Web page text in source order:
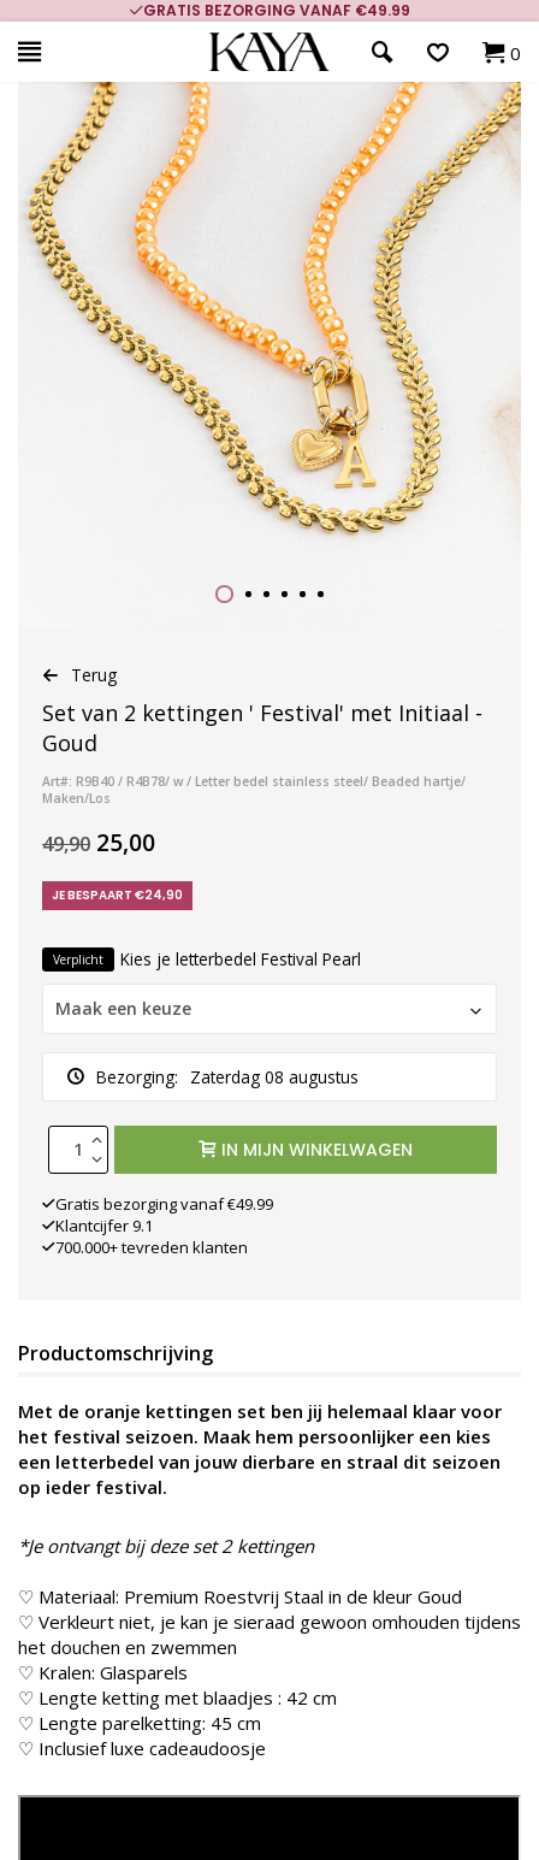
GRATIS BEZORGING VANAF €49.99
0
Terug
Set van 2 kettingen ' Festival' met Initiaal -
Goud
Art#: R9B40 / R4B78/ w / Letter bedel stainless steel/ Beaded hartje/
Maken/Los
49,90 25,00
JE BESPAART €24,90
Verplicht Kies je letterbedel Festival Pearl
Maak een keuze
Bezorging: Zaterdag 08 augustus
IN MIJN WINKELWAGEN
Gratis bezorging vanaf €49.99
Klantcijfer 9.1
700.000+ tevreden klanten
Productomschrijving
Met de oranje kettingen set ben jij helemaal klaar voor
het festival seizoen. Maak hem persoonlijker een kies
een letterbedel van jouw dierbare en straal dit seizoen
op ieder festival.
*Je ontvangt bij deze set 2 kettingen
♡ Materiaal: Premium Roestvrij Staal in de kleur Goud
♡ Verkleurt niet, je kan je sieraad gewoon omhouden tijdens
het douchen en zwemmen
♡ Kralen: Glasparels
♡ Lengte ketting met blaadjes : 42 cm
♡ Lengte parelketting: 45 cm
♡ Inclusief luxe cadeaudoosje